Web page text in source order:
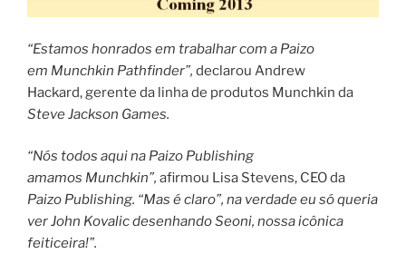
“Estamos honrados em trabalhar com a Paizo
em Munchkin Pathfinder”, declarou Andrew
Hackard, gerente da linha de produtos Munchkin da
Steve Jackson Games.
“Nós todos aqui na Paizo Publishing
amamos Munchkin”, afirmou Lisa Stevens, CEO da
Paizo Publishing. “Mas é claro”, na verdade eu só queria
ver John Kovalic desenhando Seoni, nossa icônica
feiticeira!”.